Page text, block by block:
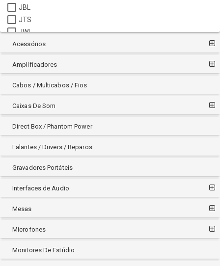
JBL
JTS
JWL
KADOSH
LEXSEN
LYCO
MACKIE
MARSHALL
PIONEER
ROLAND
SAMSON
SENNHEISER
SHURE
SONY
SOUNDVOICE
STAGG
SUPERLUX
Acessórios
Amplificadores
Cabos / Multicabos / Fios
Caixas De Som
Direct Box / Phantom Power
Falantes / Drivers / Reparos
Gravadores Portáteis
Interfaces de Audio
Mesas
Microfones
Monitores De Estúdio